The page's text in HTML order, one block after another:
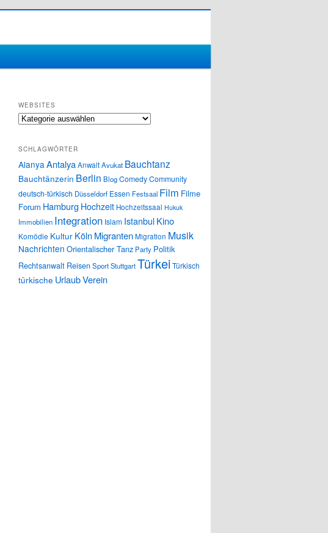
WEBSITES
Websites
SCHLAGWÖRTER
Alanya AntalyaAnwaltAvukat Bauchtanz
Bauchtänzerin Berlin BlogComedyCommunity
deutsch-türkisch Düsseldorf Essen Festsaal Film Filme
Forum Hamburg Hochzeit Hochzeitssaal Hukuk
Immobilien Integration Islam IstanbulKino
Komödie Kultur Köln MigrantenMigration Musik
Nachrichten Orientalischer Tanz Party Politik
Rechtsanwalt ReisenSportStuttgartTürkeiTürkisch
türkische UrlaubVerein